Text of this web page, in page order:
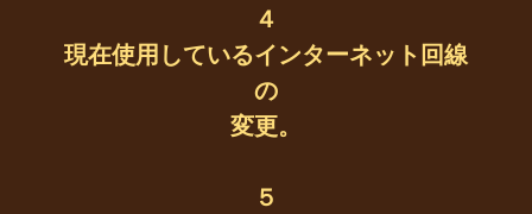
４
現在使用しているインターネット回線
の
変更。
５